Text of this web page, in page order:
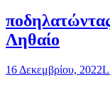
Ληθαίο
16 Δεκεμβρίου, 2022